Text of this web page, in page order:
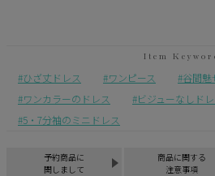
ひざ丈ドレス ワンピース
谷間魅
ワンカラーのドレス
ビジューなしド
5・7分袖のミニドレス
予約商品に
関しまして
商品に関する
注意事項